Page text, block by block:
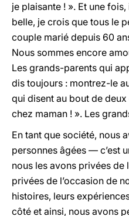
je plaisante ! ». Et une
belle, je crois que tous le
couple marié depuis 60
Nous sommes encore
Les grands-parents qui
dis toujours : montrez-le
qui disent au bout de
chez maman ! ». Les
En tant que société, nous
personnes âgées — c’est
nous les avons privées de
privées de l’occasion de
histoires, leurs
côté et ainsi, nous avons